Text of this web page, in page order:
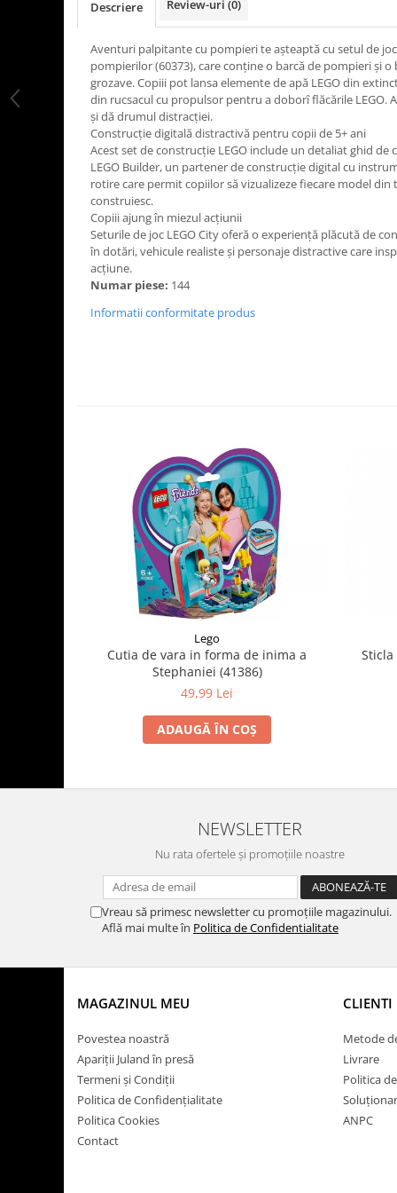
LEGO Creator Expert
LEGO Architecture
LEGO Ideas
LEGO Speed Champions
Descriere Review-uri (0)
Aventuri palpitante cu pompieri te aşteaptă cu setul de
pompierilor (60373), care conţine o barcă de pompieri şi
grozave. Copiii pot lansa elemente de apă LEGO din
din rucsacul cu propulsor pentru a doborî flăcările LEGO.
şi dă drumul distracţiei.
Construcţie digitală distractivă pentru copii de 5+ ani
Acest set de construcţie LEGO include un detaliat ghid
LEGO Builder, un partener de construcţie digital cu
rotire care permit copiilor să vizualizeze fiecare model
construiesc.
Copiii ajung în miezul acţiunii
Seturile de joc LEGO City oferă o experienţă plăcută de
în dotări, vehicule realiste şi personaje distractive care
acţiune.
Numar piese: 144
Informatii conformitate produs
Lego
Cutia de vara in forma de inima a
Stephaniei (41386)
49,99 Lei
ADAUGĂ ÎN COȘ
Sticla
NEWSLETTER
Nu rata ofertele și promoțiile noastre
Vreau să primesc newsletter cu promoțiile magazinului.
Află mai multe în Politica de Confidentialitate
MAGAZINUL MEU
Povestea noastră
Apariții Juland în presă
Termeni și Condiții
Politica de Confidențialitate
Politica Cookies
Contact
CLIENTI
Metode
Livrare
Politica
ANPC